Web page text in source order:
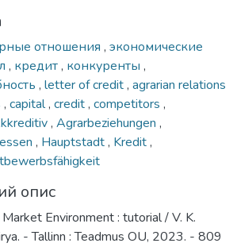
отношения , экономические
, кредит, конкуренты ,
, letter of credit, agrarian relations
, capital, credit, competitors ,
, Agrarbeziehungen ,
, Hauptstadt, Kredit,
опис
Environment : tutorial / V. K.
- Tallinn : Teadmus OU, 2023. - 809